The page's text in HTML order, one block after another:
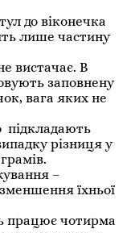
до віконечка
лише частину
вистачає. В
заповнену
вага яких не
підкладають
різниця у
–
їхньої
працює чотирма